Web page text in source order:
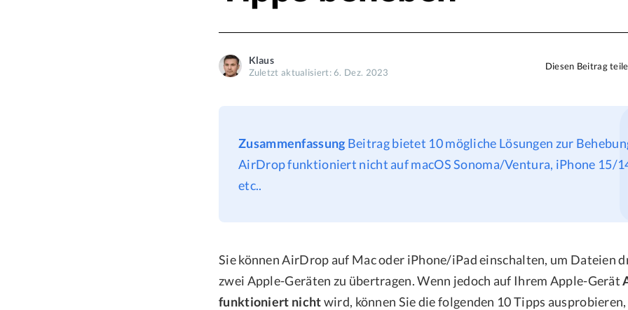
Klaus
Zuletzt aktualisiert: 6. Dez. 2023
Diesen Beitrag
Zusammenfassung Beitrag bietet 10 mögliche Lösungen zur
AirDrop funktioniert nicht auf macOS Sonoma/Ventura, iPhone 15/
etc..
Sie können AirDrop auf Mac oder iPhone/iPad einschalten, um Dateien
zwei Apple-Geräten zu übertragen. Wenn jedoch auf Ihrem Apple-Gerät
funktioniert nichtwird, können Sie die folgenden 10 Tipps